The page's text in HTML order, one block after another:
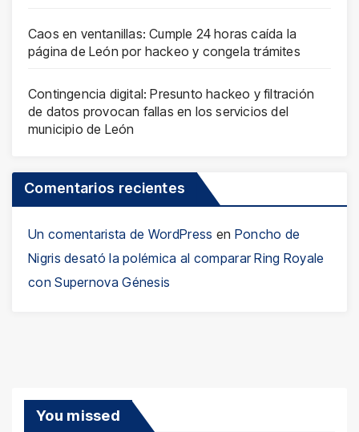
Caos en ventanillas: Cumple 24 horas caída la
página de León por hackeo y congela trámites
Contingencia digital: Presunto hackeo y filtración
de datos provocan fallas en los servicios del
municipio de León
Comentarios recientes
Un comentarista de WordPress en Poncho de
Nigris desató la polémica al comparar Ring Royale
con Supernova Génesis
You missed